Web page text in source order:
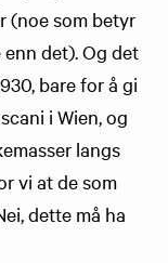
(noe som betyr
det). Og det
bare for å gi
i Wien, og
langs
vi at de som
dette må ha